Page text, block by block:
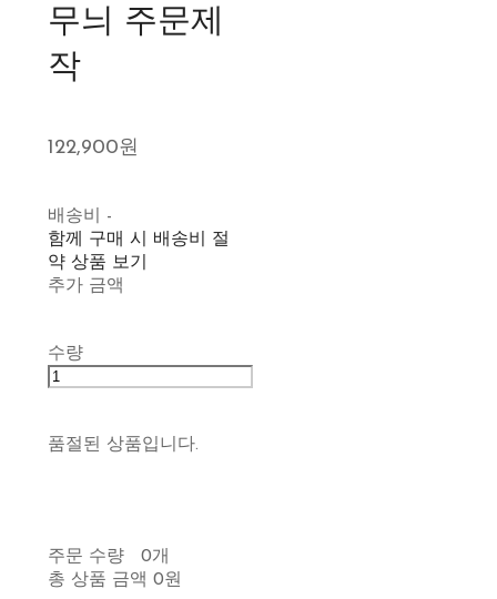
무늬 주문제
작
122,900원
배송비 -
함께 구매 시 배송비 절
약 상품 보기
추가 금액
수량
품절된 상품입니다.
주문 수량
0개
총 상품 금액 0원